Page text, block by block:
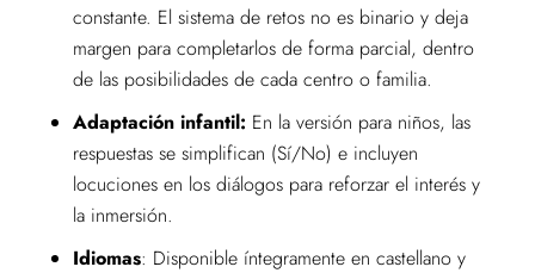
constante. El sistema de retos no es binario y deja
margen para completarlos de forma parcial, dentro
de las posibilidades de cada centro o familia.
Adaptación infantil: En la versión para niños, las
respuestas se simplifican (Sí/No) e incluyen
locuciones en los diálogos para reforzar el interés y
la inmersión.
Idiomas: Disponible íntegramente en castellano y